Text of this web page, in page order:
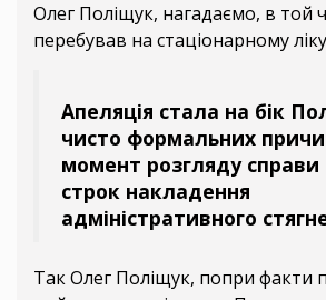
Олег Поліщук, нагадаємо, в той
перебував на стаціонарному
Апеляція стала на бік
чисто формальних
момент розгляду справи
строк накладення
адміністративного
Так Олег Поліщук, попри факти